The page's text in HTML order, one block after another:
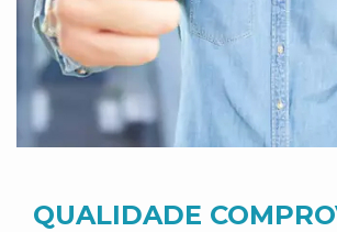
QUALIDADE